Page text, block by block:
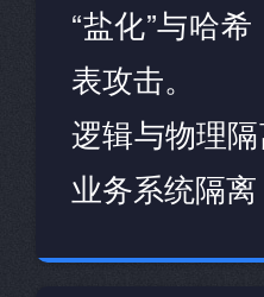
“盐化”与哈
表攻击。
逻辑与物理
业务系统隔